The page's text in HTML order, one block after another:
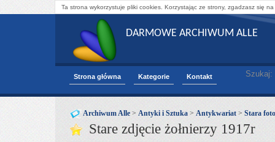
Ta strona wykorzystuje pliki cookies. Korzystając ze strony, zgadzasz się
DARMOWE ARCHIWUM ALLE
Strona główna Kategorie Kontakt Szukaj:
Archiwum Alle > Antyki i Sztuka > Antykwariat > Stara
Stare zdjęcie żołnierzy 1917r